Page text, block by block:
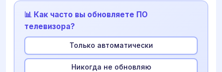
📊 Как часто вы обновляете ПО
телевизора?
Только автоматически
Никогда не обновляю